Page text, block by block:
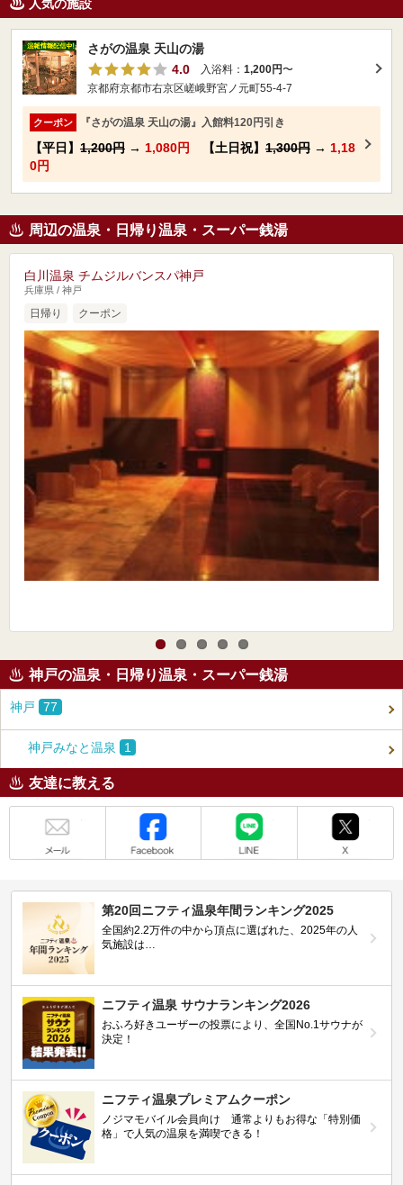
人気の施設
さがの温泉 天山の湯
4.0
入浴料： 1,200円〜
京都府京都市右京区嵯峨野宮ノ元町55-4-7
クーポン 『さがの温泉 天山の湯』入館料120円引き
【平日】 1,200円 → 1,080円 【土日祝】 1,300円 → 1,18
0円
周辺の温泉・日帰り温泉・スーパー銭湯
白川温泉 チムジルバンスパ神戸
兵庫県 / 神戸
日帰り クーポン
神戸の温泉・日帰り温泉・スーパー銭湯
神戸 77
神戸みなと温泉 1
友達に教える
第20回ニフティ温泉年間ランキング2025
全国約2.2万件の中から頂点に選ばれた、2025年の人
気施設は…
ニフティ温泉 サウナランキング2026
おふろ好きユーザーの投票により、全国No.1サウナが
決定！
ニフティ温泉プレミアムクーポン
ノジマモバイル会員向け 通常よりもお得な「特別価
格」で人気の温泉を満喫できる！